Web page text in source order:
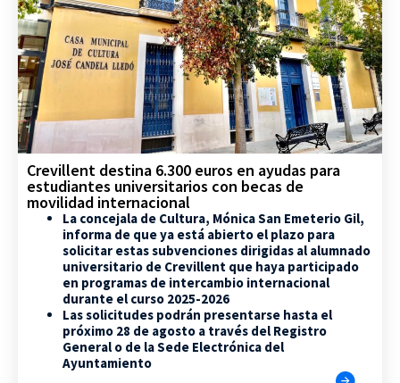
Crevillent destina 6.300 euros en ayudas para
estudiantes universitarios con becas de
movilidad internacional
La concejala de Cultura, Mónica San Emeterio Gil,
informa de que ya está abierto el plazo para
solicitar estas subvenciones dirigidas al alumnado
universitario de Crevillent que haya participado
en programas de intercambio internacional
durante el curso 2025-2026
Las solicitudes podrán presentarse hasta el
próximo 28 de agosto a través del Registro
General o de la Sede Electrónica del
Ayuntamiento